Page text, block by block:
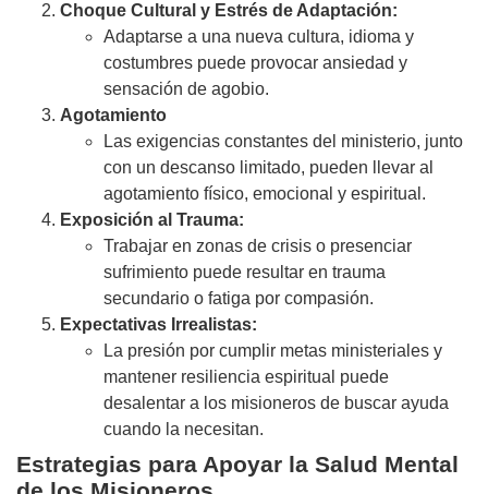
Choque Cultural y Estrés de Adaptación:
Adaptarse a una nueva cultura, idioma y
costumbres puede provocar ansiedad y
sensación de agobio.
Agotamiento
Las exigencias constantes del ministerio, junto
con un descanso limitado, pueden llevar al
agotamiento físico, emocional y espiritual.
Exposición al Trauma:
Trabajar en zonas de crisis o presenciar
sufrimiento puede resultar en trauma
secundario o fatiga por compasión.
Expectativas Irrealistas:
La presión por cumplir metas ministeriales y
mantener resiliencia espiritual puede
desalentar a los misioneros de buscar ayuda
cuando la necesitan.
Estrategias para Apoyar la Salud Mental